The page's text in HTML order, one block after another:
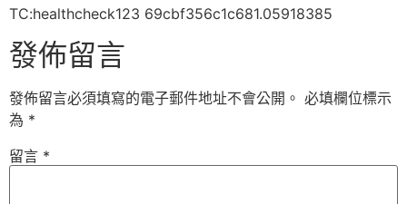
TC:healthcheck123 69cbf356c1c681.05918385
發佈留言
發佈留言必須填寫的電子郵件地址不會公開。 必填欄位標示
為 *
留言 *